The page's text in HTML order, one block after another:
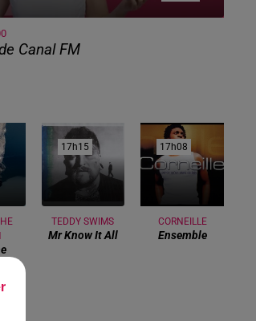
Canal FM
17h15
17h15
TEDDY SWIMS
Mr Know It All
17h08
17h08
CORNEILLE
Ensemble